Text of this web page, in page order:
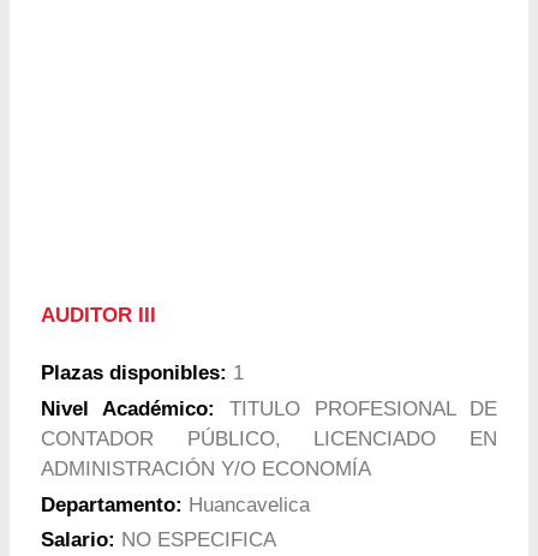
AUDITOR III
Plazas disponibles: 1
Nivel Académico:
TITULO PROFESIONAL DE
CONTADOR PÚBLICO, LICENCIADO EN
ADMINISTRACIÓN Y/O ECONOMÍA
Departamento: Huancavelica
Salario: NO ESPECIFICA